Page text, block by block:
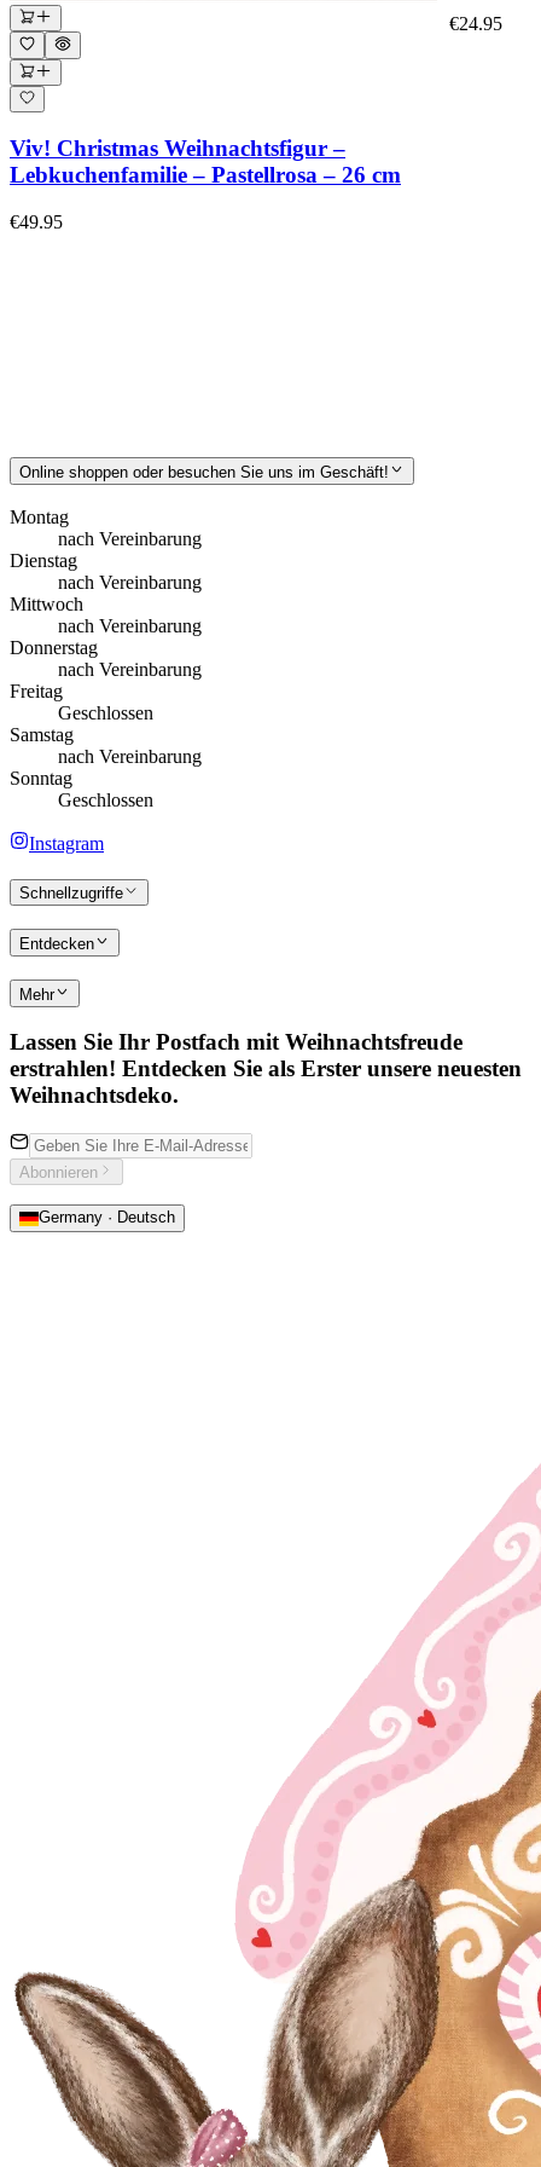
Viv! Christmas Weihnachtsfigur –
Lebkuchenfamilie – Pastellrosa – 26 cm
€49.95
€24.95
Online shoppen oder besuchen Sie uns im Geschäft!
Montag
nach Vereinbarung
Dienstag
nach Vereinbarung
Mittwoch
nach Vereinbarung
Donnerstag
nach Vereinbarung
Freitag
Geschlossen
Samstag
nach Vereinbarung
Sonntag
Geschlossen
Instagram
Schnellzugriffe
Entdecken
Mehr
Lassen Sie Ihr Postfach mit Weihnachtsfreude
erstrahlen! Entdecken Sie als Erster unsere neuesten
Weihnachtsdeko.
Abonnieren
Germany · Deutsch